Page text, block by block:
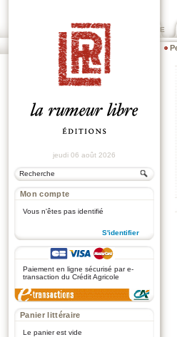
PRIX ROGER DEXTRE
jeudi 06 août 2026
Mon compte
Vous n'êtes pas identifié
S'identifier
Paiement en ligne sécurisé par e-
transaction du Crédit Agricole
Panier littéraire
Le panier est vide